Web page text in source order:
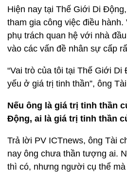
Hiện nay tại Thế Giới Di
tham gia công việc điều
phụ trách quan hệ với nhà
vào các vấn đề nhân sự cấp
“Vai trò của tôi tại Thế Giới Di
yếu ở giá trị tinh thần”, ông
Nếu ông là giá trị tinh thần
Động, ai là giá trị tinh thần
Trả lời PV ICTnews, ông Tài
nay ông chưa thần tượng ai.
thì có, nhưng người cụ thể